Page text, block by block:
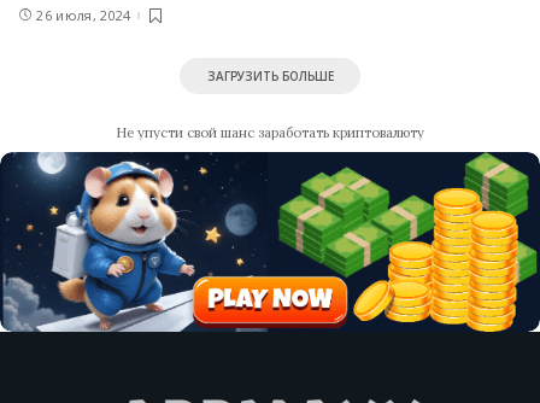
26 июля, 2024
ЗАГРУЗИТЬ БОЛЬШЕ
Не упусти свой шанс заработать криптовалюту